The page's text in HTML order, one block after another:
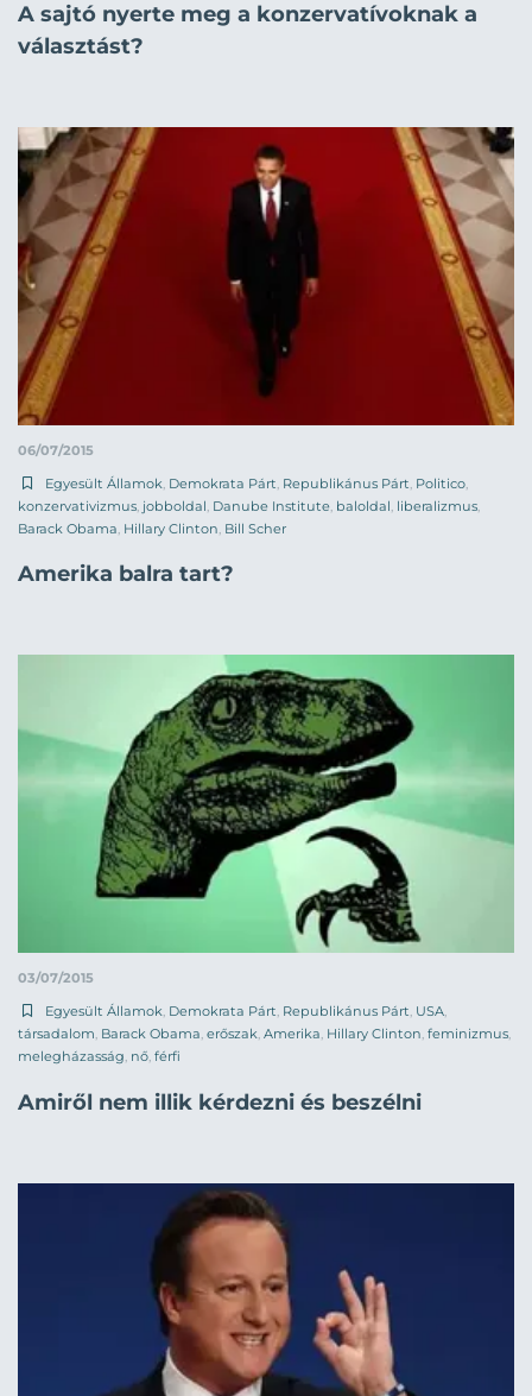
A sajtó nyerte meg a konzervatívoknak a
választást?
06/07/2015
Egyesült Államok, Demokrata Párt, Republikánus Párt, Politico,
konzervativizmus, jobboldal, Danube Institute, baloldal, liberalizmus,
Barack Obama, Hillary Clinton, Bill Scher
Amerika balra tart?
03/07/2015
Egyesült Államok, Demokrata Párt, Republikánus Párt, USA,
társadalom, Barack Obama, erőszak, Amerika, Hillary Clinton, feminizmus,
melegházasság, nő, férfi
Amiről nem illik kérdezni és beszélni